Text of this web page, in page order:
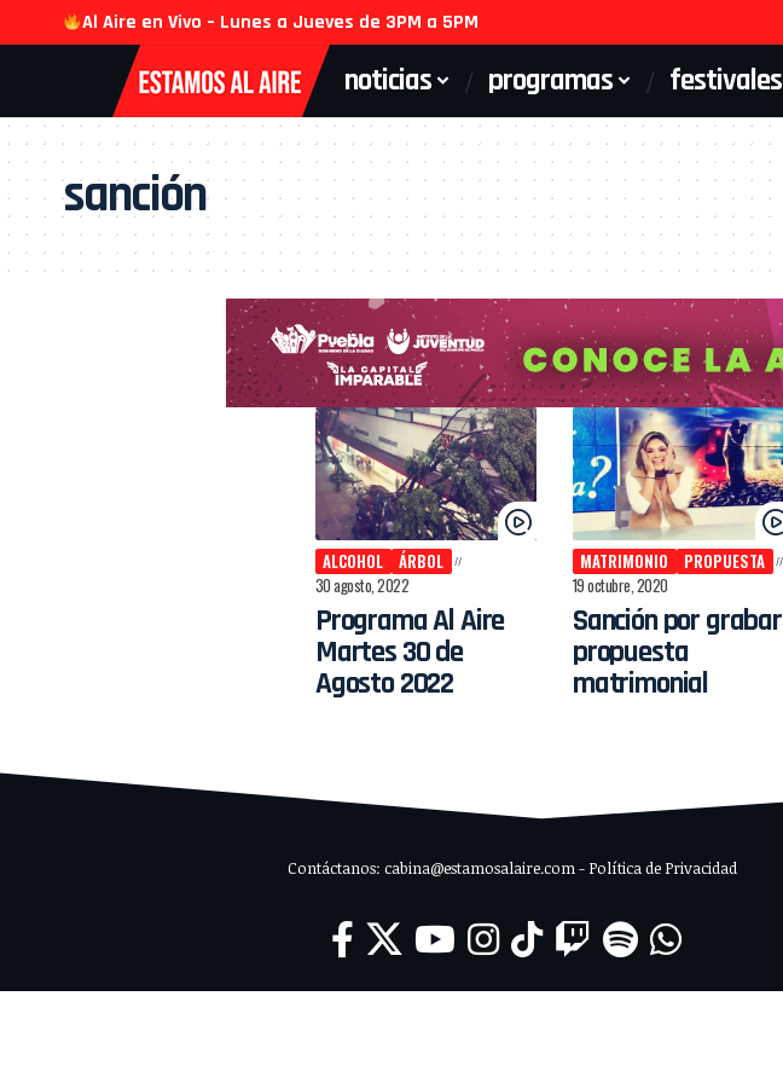
Al Aire en Vivo – Lunes a Jueves de 3PM a 5PM
noticias programas festivales
sanción
ALCOHOL
ÁRBOL
30 agosto, 2022
Programa Al Aire
Martes 30 de
Agosto 2022
MATRIMONIO
PROPUESTA
19 octubre, 2020
Sanción por grabar
propuesta
matrimonial
Contáctanos: cabina@estamosalaire.com - Política de Privacidad